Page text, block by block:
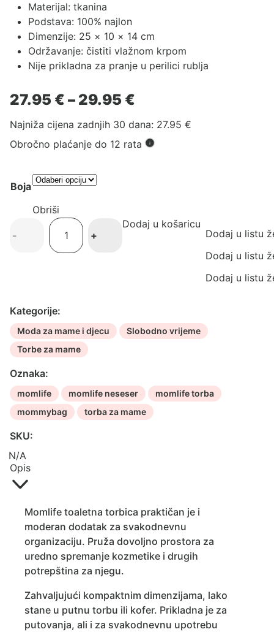
Materijal: tkanina
Podstava: 100% najlon
Dimenzije: 25 × 10 × 14 cm
Održavanje: čistiti vlažnom krpom
Nije prikladna za pranje u perilici rublja
27.95 € – 29.95 €
od
27.95 €
Najniža cijena zadnjih 30 dana: 27.95 €
Obročno plaćanje do 12 rata
Boja
Obriši
neseser
- +
Dodaj u košaricu
Dodaj u listu
Dodaj u listu
Dodaj u listu
Kategorije:
Moda za mame i djecu
Slobodno vrijeme
Torbe za mame
Oznaka:
momlife momlife neseser
momlife torba
mommybag
torba za mame
SKU:
N/A
Opis
Momlife toaletna torbica praktičan je i
moderan dodatak za svakodnevnu
organizaciju. Pruža dovoljno prostora za
uredno spremanje kozmetike i drugih
potrepština za njegu.
Zahvaljujući kompaktnim dimenzijama, lako
stane u putnu torbu ili kofer. Prikladna je za
putovanja, ali i za svakodnevnu upotrebu